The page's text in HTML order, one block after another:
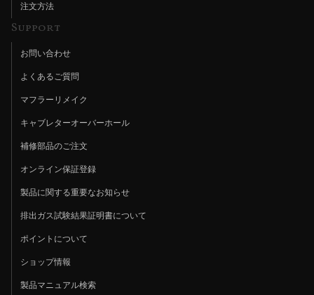
注文方法
Support
お問い合わせ
よくあるご質問
マフラーリメイク
キャブレターオーバーホール
補修部品のご注文
オンライン保証登録
製品に関する重要なお知らせ
排出ガス試験結果証明書について
ポイントについて
ショップ情報
製品マニュアル検索